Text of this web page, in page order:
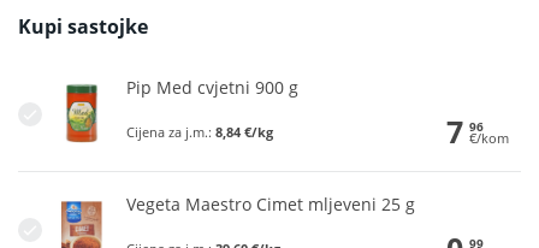
Kupi sastojke
Pip Med cvjetni 900 g
Cijena za j.m.: 8,84 €/kg 7 96
€/kom
Vegeta Maestro Cimet mljeveni 25 g
99